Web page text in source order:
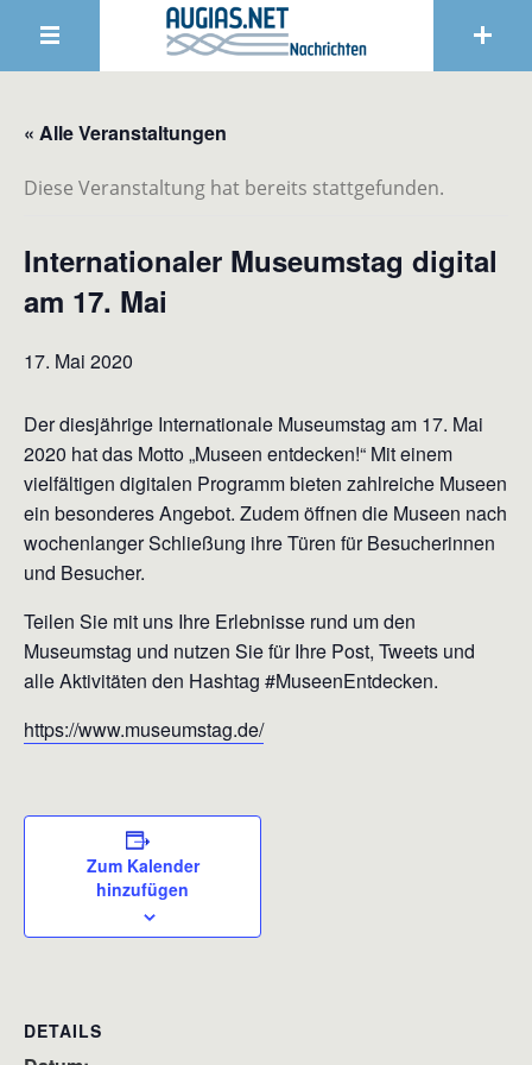
« Alle Veranstaltungen
Diese Veranstaltung hat bereits stattgefunden.
Internationaler Museumstag digital
am 17. Mai
17. Mai 2020
Der diesjährige Internationale Museumstag am 17. Mai
2020 hat das Motto „Museen entdecken!“ Mit einem
vielfältigen digitalen Programm bieten zahlreiche Museen
ein besonderes Angebot. Zudem öffnen die Museen nach
wochenlanger Schließung ihre Türen für Besucherinnen
und Besucher.
Teilen Sie mit uns Ihre Erlebnisse rund um den
Museumstag und nutzen Sie für Ihre Post, Tweets und
alle Aktivitäten den Hashtag #MuseenEntdecken.
https://www.museumstag.de/
Zum Kalender
hinzufügen
DETAILS